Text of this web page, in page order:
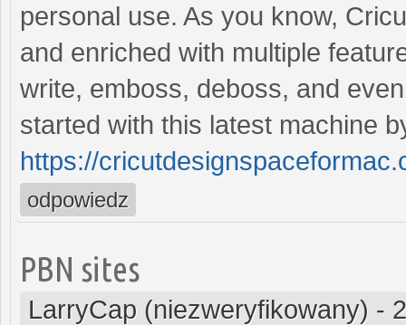
personal use. As you know,
and enriched with multiple
write, emboss, deboss, and
started with this latest machine
https://
odpowiedz
PBN sites
LarryCap (niezweryfikowany) -